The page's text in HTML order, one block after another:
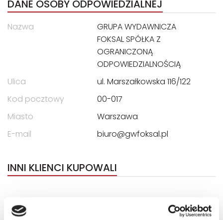
DANE OSOBY ODPOWIEDZIALNEJ
Nazwa
GRUPA WYDAWNICZA
FOKSAL SPÓŁKA Z
OGRANICZONĄ
ODPOWIEDZIALNOŚCIĄ
Ulica
ul. Marszałkowska 116/122
Kod pocztowy
00-017
Miasto
Warszawa
E-mail
biuro@gwfoksal.pl
INNI KLIENCI KUPOWALI